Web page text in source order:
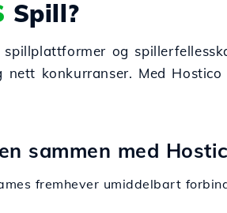
Spill?
og
konkurranser. Med
sammen med
fremhever umiddelbart